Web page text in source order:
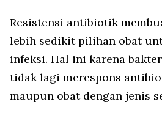
Resistensi antibiotik
lebih sedikit pilihan obat
infeksi. Hal ini karena
tidak lagi merespons
maupun obat dengan jenis